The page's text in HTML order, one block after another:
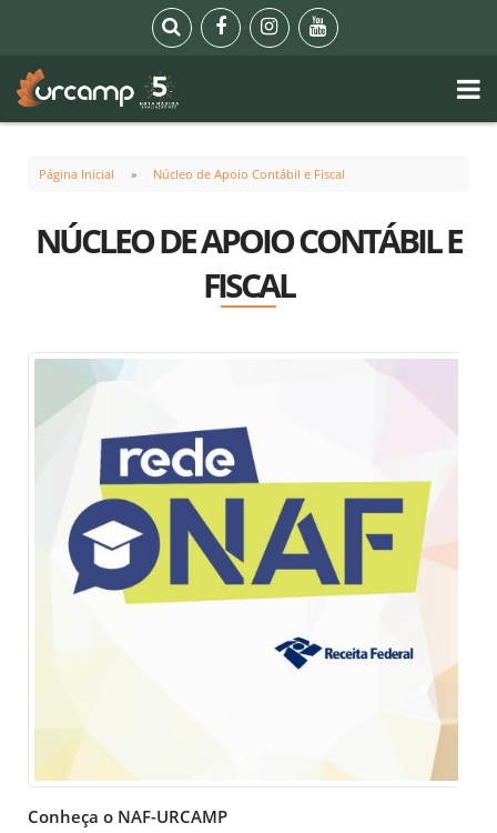
Página Inicial Núcleo de Apoio Contábil e Fiscal
NÚCLEO DE APOIO CONTÁBIL E
FISCAL
Conheça o NAF-URCAMP